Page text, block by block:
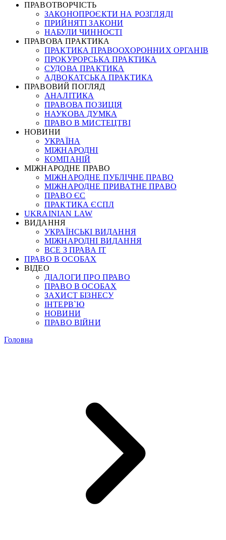
ПРАВОТВОРЧІСТЬ
ЗАКОНОПРОЄКТИ НА РОЗГЛЯДІ
ПРИЙНЯТІ ЗАКОНИ
НАБУЛИ ЧИННОСТІ
ПРАВОВА ПРАКТИКА
ПРАКТИКА ПРАВООХОРОННИХ ОРГАНІВ
ПРОКУРОРСЬКА ПРАКТИКА
СУДОВА ПРАКТИКА
АДВОКАТСЬКА ПРАКТИКА
ПРАВОВИЙ ПОГЛЯД
АНАЛІТИКА
ПРАВОВА ПОЗИЦІЯ
НАУКОВА ДУМКА
ПРАВО В МИСТЕЦТВІ
НОВИНИ
УКРАЇНА
МІЖНАРОДНІ
КОМПАНІЙ
МІЖНАРОДНЕ ПРАВО
МІЖНАРОДНЕ ПУБЛІЧНЕ ПРАВО
МІЖНАРОДНЕ ПРИВАТНЕ ПРАВО
ПРАВО ЄС
ПРАКТИКА ЄСПЛ
UKRAINIAN LAW
ВИДАННЯ
УКРАЇНСЬКІ ВИДАННЯ
МІЖНАРОДНІ ВИДАННЯ
ВСЕ З ПРАВА ІТ
ПРАВО В ОСОБАХ
ВІДЕО
ДІАЛОГИ ПРО ПРАВО
ПРАВО В ОСОБАХ
ЗАХИСТ БІЗНЕСУ
ІНТЕРВ`Ю
НОВИНИ
ПРАВО ВІЙНИ
Головна